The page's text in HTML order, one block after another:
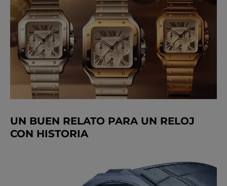
UN BUEN RELATO PARA UN RELOJ
CON HISTORIA